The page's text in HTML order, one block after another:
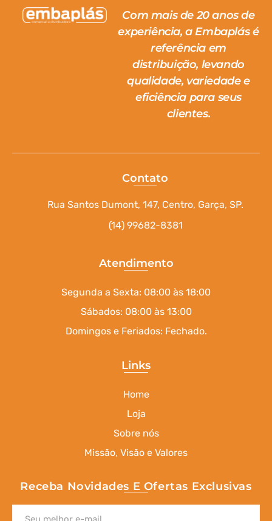
Com mais de 20 anos de
experiência, a Embaplás é
referência em
distribuição, levando
qualidade, variedade e
eficiência para seus
clientes.
Contato
Rua Santos Dumont, 147, Centro, Garça, SP.
(14) 99682-8381
Atendimento
Segunda a Sexta: 08:00 às 18:00
Sábados: 08:00 às 13:00
Domingos e Feriados: Fechado.
Links
Home
Loja
Sobre nós
Missão, Visão e Valores
Receba Novidades E Ofertas Exclusivas